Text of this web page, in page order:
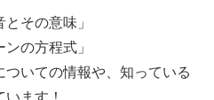
その意味」
の方程式」
いての情報や、知っている